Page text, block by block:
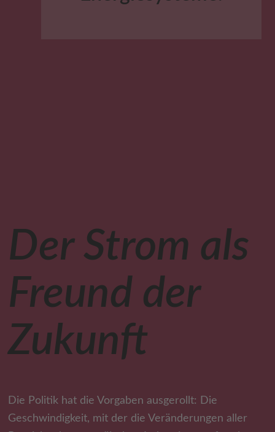
Der Strom als
Freund der
Zukunft
Die Politik hat die Vorgaben ausgerollt: Die
Geschwindigkeit, mit der die Veränderungen aller